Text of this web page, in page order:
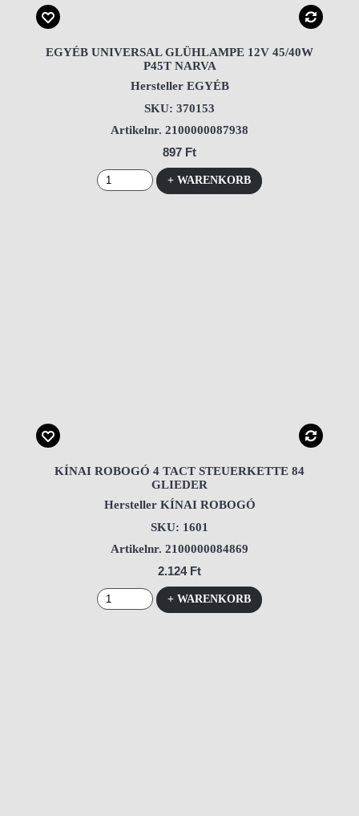
EGYÉB UNIVERSAL GLÜHLAMPE 12V 45/40W
P45T NARVA
Hersteller EGYÉB
SKU: 370153
Artikelnr. 2100000087938
897 Ft
+ WARENKORB
KÍNAI ROBOGÓ 4 TACT STEUERKETTE 84
GLIEDER
Hersteller KÍNAI ROBOGÓ
SKU: 1601
Artikelnr. 2100000084869
2.124 Ft
+ WARENKORB